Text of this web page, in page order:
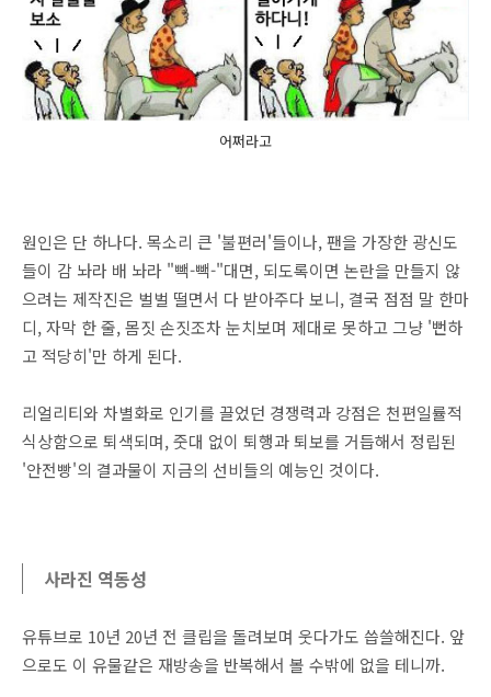
어쩌라고
원인은 단 하나다. 목소리 큰 '불편러'들이나, 팬을 가장한 광신도
들이 감 놔라 배 놔라 "빽-빽-"대면, 되도록이면 논란을 만들지 않
으려는 제작진은 벌벌 떨면서 다 받아주다 보니, 결국 점점 말 한마
디, 자막 한 줄, 몸짓 손짓조차 눈치보며 제대로 못하고 그냥 '뻔하
고 적당히'만 하게 된다.
리얼리티와 차별화로 인기를 끌었던 경쟁력과 강점은 천편일률적
식상함으로 퇴색되며, 줏대 없이 퇴행과 퇴보를 거듭해서 정립된
'안전빵'의 결과물이 지금의 선비들의 예능인 것이다.
사라진 역동성
유튜브로 10년 20년 전 클립을 돌려보며 웃다가도 씁쓸해진다. 앞
으로도 이 유물같은 재방송을 반복해서 볼 수밖에 없을 테니까.